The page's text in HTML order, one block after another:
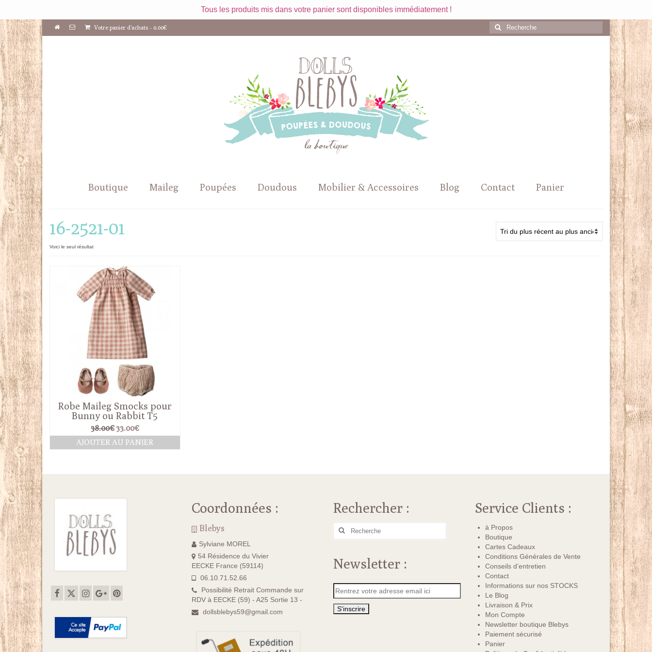
Tous les produits mis dans votre panier sont disponibles immédiatement !
Votre panier d'achats - 0.00€
Rechercher
:
Boutique Maileg Poupées Doudous Mobilier & Accessoires Blog Contact Panier
16-2521-01
Voici le seul résultat
Robe Maileg Smocks pour
Bunny ou Rabbit T5
38.00€ Le
prix
initial
33.00€Le
prix
actuel
AJOUTER AU PANIER
Coordonnées :
Blebys
Sylviane MOREL
54 Résidence du Vivier
EECKE France (59114)
06.10.71.52.66
Possibilité Retrait Commande sur
RDV à EECKE (59) - A25 Sortie 13 -
dollsblebys59@gmail.com
Rechercher :
Rechercher
Newsletter :
Service Clients :
à Propos
Boutique
Cartes Cadeaux
Conditions Générales de Vente
Conseils d’entretien
Contact
Informations sur nos STOCKS
Le Blog
Livraison & Prix
Mon Compte
Newsletter boutique Blebys
Paiement sécurisé
Panier